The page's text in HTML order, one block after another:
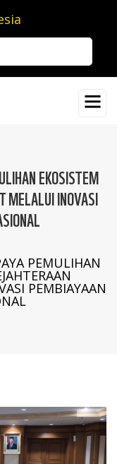
EKOSISTEM
MELALUI INOVASI
PEMULIHAN
PEMBIAYAAN